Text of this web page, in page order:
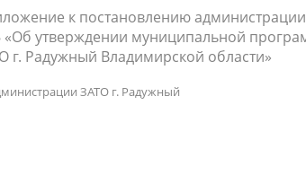
к постановлению
«Об утверждении муниципальной
г. Радужный Владимирской области»
ЗАТО г. Радужный